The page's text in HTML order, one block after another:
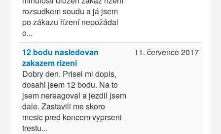
rozsudkem soudu a já jsem
po zákazu řízení nepožádal
o...
12 bodu nasledovan
zakazem rizeni
Dobry den. Prisel mi dopis,
dosahl jsem 12 bodu. Na to
jsem nereagoval a jezdil jsem
dale. Zastavili me skoro
mesic pred koncem vyprseni
trestu...
11. července 2017